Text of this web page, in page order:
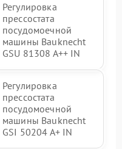
Регулировка
прессостата
посудомоечной
машины Bauknecht
GSU 81308 A++ IN
Регулировка
прессостата
посудомоечной
машины Bauknecht
GSI 50204 A+ IN